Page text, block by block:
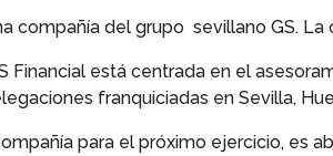
compañía del grupo sevillano GS.
Financial está centrada en el
franquiciadas en Sevilla,
para el próximo ejercicio, es